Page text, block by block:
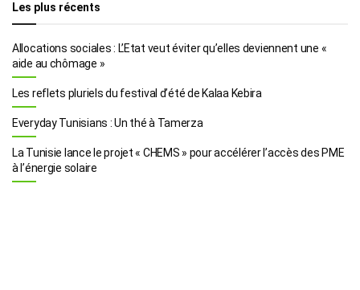
Les plus récents
Allocations sociales : L’Etat veut éviter qu’elles deviennent une «
aide au chômage »
Les reflets pluriels du festival d’été de Kalaa Kebira
Everyday Tunisians : Un thé à Tamerza
La Tunisie lance le projet « CHEMS » pour accélérer l’accès des PME
à l’énergie solaire